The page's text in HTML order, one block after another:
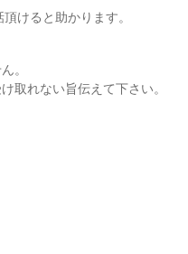
けると助かります。
。
取れない旨伝えて下さい。